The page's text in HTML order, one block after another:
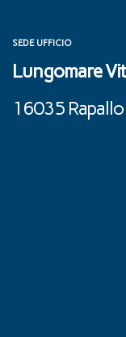
SEDE UFFICIO
Lungomare
16035 Rapallo